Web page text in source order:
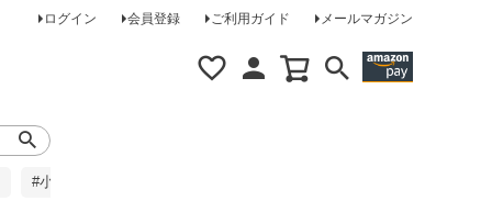
ログイン 会員登録 ご利用ガイド メールマガジン
#小柄な方に